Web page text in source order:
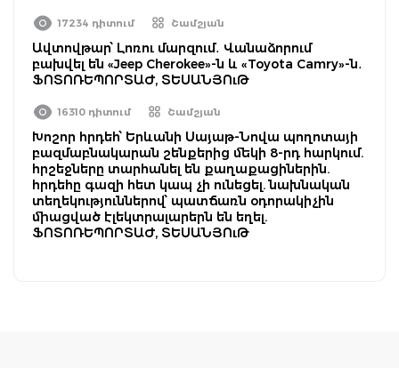
17234 դիտում Շամշյան
Ավտովթար՝ Լոռու մարզում․ Վանաձորում
բախվել են «Jeep Cherokee»-ն և «Toyota Camry»-ն․
ՖՈՏՈՌԵՊՈՐՏԱԺ, ՏԵՍԱՆՅՈւԹ
16310 դիտում Շամշյան
Խոշոր հրդեհ՝ Երևանի Սայաթ-Նովա պողոտայի
բազմաբնակարան շենքերից մեկի 8-րդ հարկում.
հրշեջները տարհանել են քաղաքացիներին.
հրդեհը գազի հետ կապ չի ունեցել. նախնական
տեղեկություններով՝ պատճառն օդորակիչին
միացված էլեկտրալարերն են եղել.
ՖՈՏՈՌԵՊՈՐՏԱԺ, ՏԵՍԱՆՅՈւԹ